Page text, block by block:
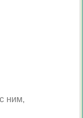
ним,